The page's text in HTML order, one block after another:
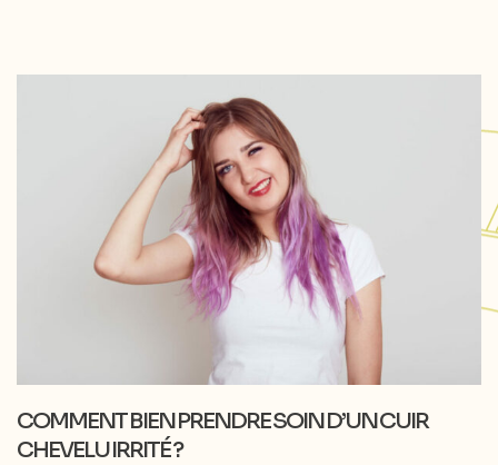
COMMENT BIEN PRENDRE SOIN D’UN CUIR
CHEVELU IRRITÉ ?